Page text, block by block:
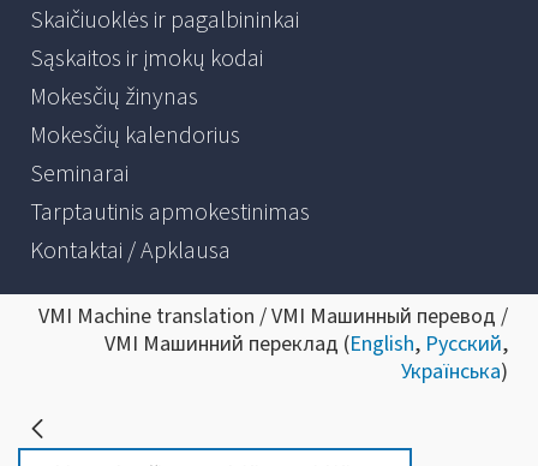
Skaičiuoklės ir pagalbininkai
Sąskaitos ir įmokų kodai
Mokesčių žinynas
Mokesčių kalendorius
Seminarai
Tarptautinis apmokestinimas
Kontaktai / Apklausa
VMI Machine translation / VMI Машинный перевод /
VMI Машинний переклад (English, Русский,
Українська)